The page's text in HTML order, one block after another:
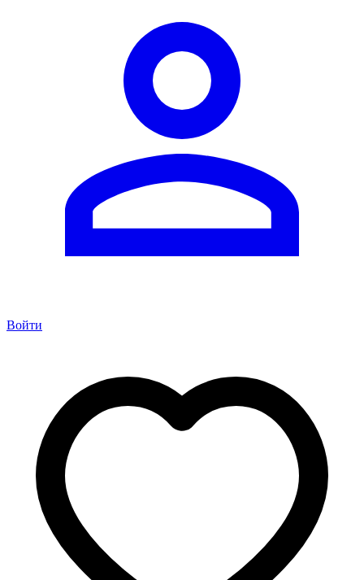
Войти